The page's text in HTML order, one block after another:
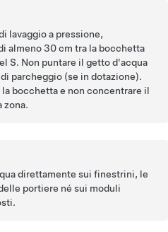
lavaggio a pressione,
almeno30 cm tra la bocchetta
S. Non puntare il getto d'acqua
parcheggio (se in dotazione).
bocchetta e non concentrare il
zona.
direttamente sui finestrini, le
portiere né sui moduli